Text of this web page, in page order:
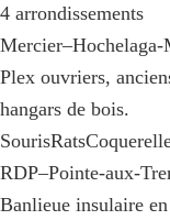
4 arrondissements
Mercier–Hochelaga-
Plex ouvriers,
hangars de bois.
SourisRats
RDP–Pointe-aux-
Banlieue insulaire